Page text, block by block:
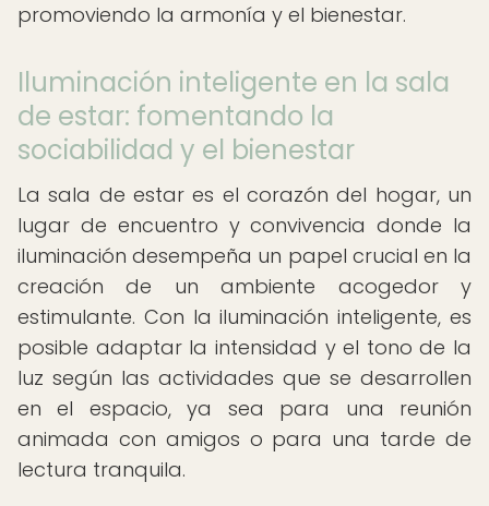
promoviendo la armonía y el bienestar.
Iluminación inteligente en la sala
de estar: fomentando la
sociabilidad y el bienestar
La sala de estar es el corazón del hogar, un
lugar de encuentro y convivencia donde la
iluminación desempeña un papel crucial en la
creación de un ambiente acogedor y
estimulante. Con la iluminación inteligente, es
posible adaptar la intensidad y el tono de la
luz según las actividades que se desarrollen
en el espacio, ya sea para una reunión
animada con amigos o para una tarde de
lectura tranquila.